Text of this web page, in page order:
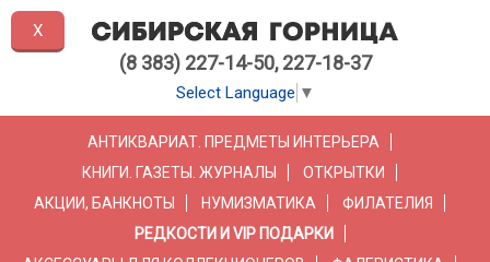
(8 383) 227-14-50, 227-18-37
Select Language ▼
АНТИКВАРИАТ. ПРЕДМЕТЫ ИНТЕРЬЕРА
КНИГИ. ГАЗЕТЫ. ЖУРНАЛЫ
ОТКРЫТКИ
АКЦИИ, БАНКНОТЫ
НУМИЗМАТИКА
ФИЛАТЕЛИЯ
РЕДКОСТИ И VIP ПОДАРКИ
X